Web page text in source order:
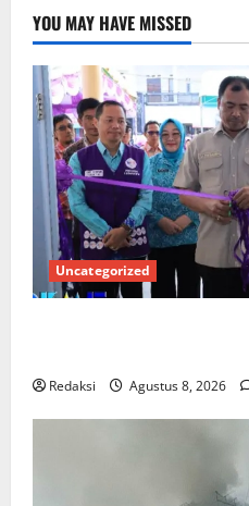
YOU MAY HAVE MISSED
Uncategorized
Redaksi Agustus 8, 2026